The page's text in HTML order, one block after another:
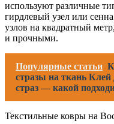
используют различные
гирдлевый узел или
узлов на квадратный
и прочными.
Популярные статьи
стразы на ткань
страз — какой
Текстильные ковры на